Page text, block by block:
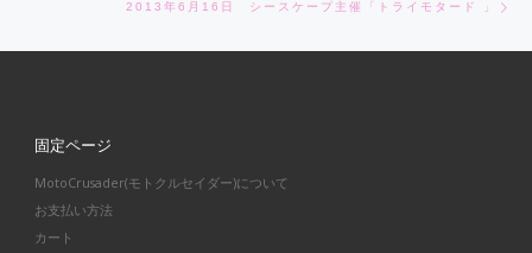
2013年6月16日 シースケープ主催「トライモタード 」
固定ページ
MotoCrusader(モトクルセイダー)について
お支払い方法
カート